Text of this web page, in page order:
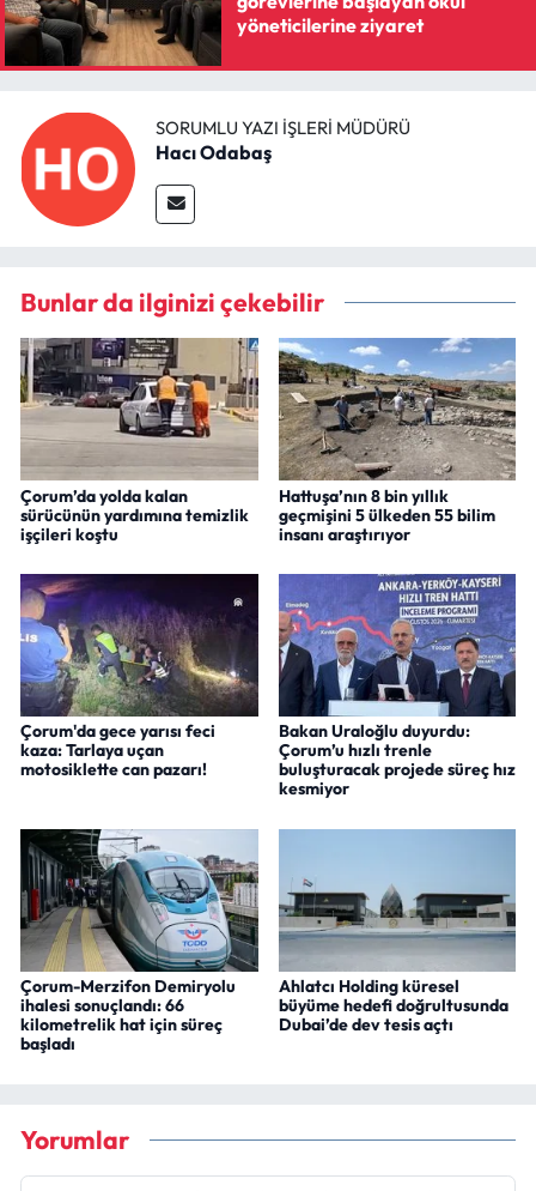
yöneticilerine ziyaret
SORUMLU YAZI İŞLERI MÜDÜRÜ
Hacı Odabaş
Bunlar da ilginizi çekebilir
Çorum’da yolda kalan
sürücünün yardımına temizlik
işçileri koştu
Hattuşa’nın 8 bin yıllık
geçmişini 5 ülkeden 55 bilim
insanı araştırıyor
Çorum'da gece yarısı feci
kaza: Tarlaya uçan
motosiklette can pazarı!
Bakan Uraloğlu duyurdu:
Çorum’u hızlı trenle
buluşturacak projede süreç hız
kesmiyor
Çorum-Merzifon Demiryolu
ihalesi sonuçlandı: 66
kilometrelik hat için süreç
başladı
Ahlatcı Holding küresel
büyüme hedefi doğrultusunda
Dubai’de dev tesis açtı
Yorumlar